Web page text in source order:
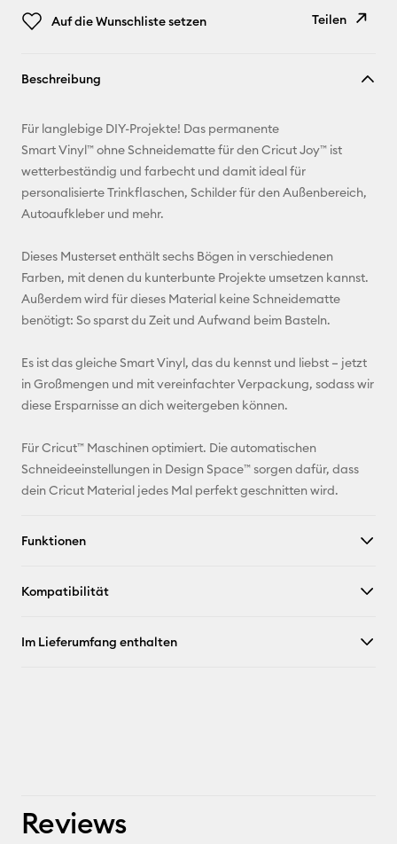
Auf die Wunschliste setzen
Teilen
Adresse
Pinterest
Beschreibung
Für langlebige DIY-Projekte! Das permanente
Smart Vinyl™ ohne Schneidematte für den Cricut Joy™ ist
wetterbeständig und farbecht und damit ideal für
personalisierte Trinkflaschen, Schilder für den Außenbereich,
Autoaufkleber und mehr.
Dieses Musterset enthält sechs Bögen in verschiedenen
Farben, mit denen du kunterbunte Projekte umsetzen kannst.
Außerdem wird für dieses Material keine Schneidematte
benötigt: So sparst du Zeit und Aufwand beim Basteln.
Es ist das gleiche Smart Vinyl, das du kennst und liebst – jetzt
in Großmengen und mit vereinfachter Verpackung, sodass wir
diese Ersparnisse an dich weitergeben können.
Für Cricut™ Maschinen optimiert. Die automatischen
Schneideeinstellungen in Design Space™ sorgen dafür, dass
dein Cricut Material jedes Mal perfekt geschnitten wird.
Funktionen
Kompatibilität
Im Lieferumfang enthalten
Reviews